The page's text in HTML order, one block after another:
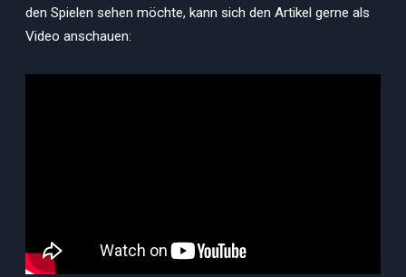
den Spielen sehen möchte, kann sich den Artikel gerne als
Video anschauen: